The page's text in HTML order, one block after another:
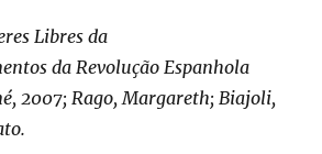
Libres da
da Revolução Espanhola
2007; Rago, Margareth; Biajoli,